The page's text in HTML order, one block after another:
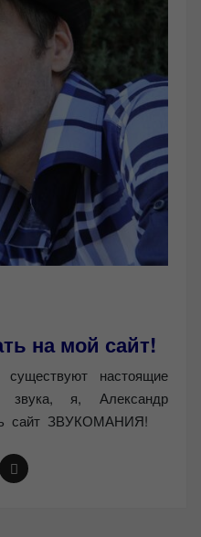
на мой сайт!
настоящие
звука, я, Александр
сайт ЗВУКОМАНИЯ!